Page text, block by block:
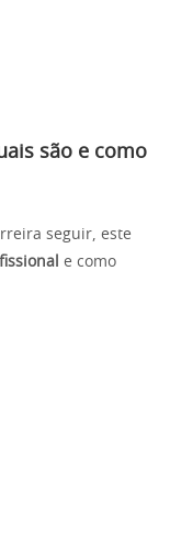
são e como
seguir, este
e como